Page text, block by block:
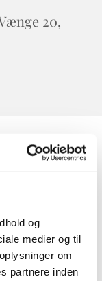
og
medier og til
om
partnere inden
20,
bedsteforældre,
i børnehøjde
og går ud i